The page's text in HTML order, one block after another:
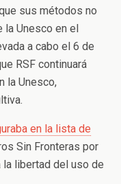
sus métodos no
Unesco en el
a cabo el 6 de
RSF continuará
la Unesco,
en la lista de
Sin Fronteras por
libertad del uso de